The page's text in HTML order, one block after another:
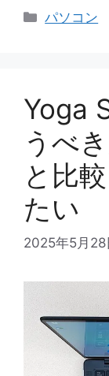
カ
パソコン
Yoga
うべ
と比
たい
2025年5月28